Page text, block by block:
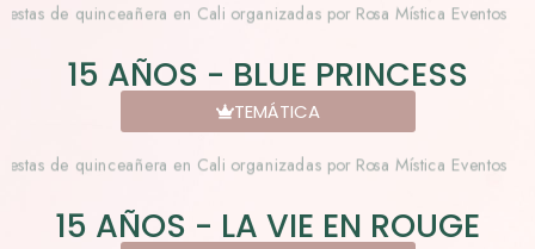
15 AÑOS - BLUE PRINCESS
TEMÁTICA
15 AÑOS - LA VIE EN ROUGE